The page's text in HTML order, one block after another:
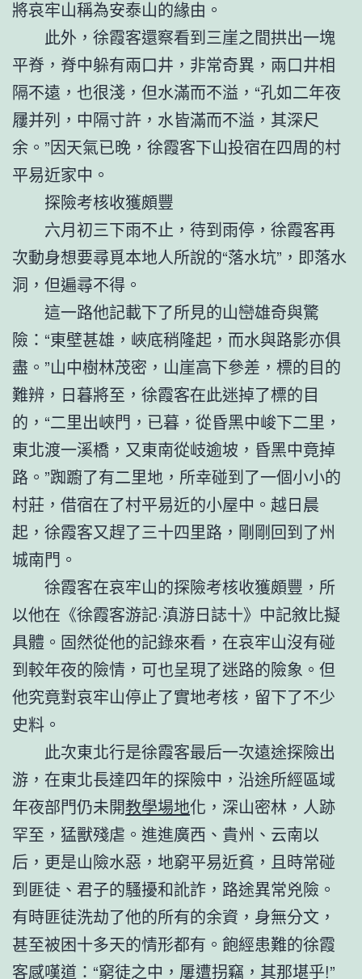
將哀牢山稱為安泰山的緣由。
此外，徐霞客還察看到三崖之間拱出一塊
平脊，脊中躲有兩口井，非常奇異，兩口井相
隔不遠，也很淺，但水滿而不溢，“孔如二年夜
屨并列，中隔寸許，水皆滿而不溢，其深尺
余。”因天氣已晚，徐霞客下山投宿在四周的村
平易近家中。
探險考核收獲頗豐
六月初三下雨不止，待到雨停，徐霞客再
次動身想要尋覓本地人所說的“落水坑”，即落水
洞，但遍尋不得。
這一路他記載下了所見的山巒雄奇與驚
險：“東壁甚雄，峽底稍隆起，而水與路影亦俱
盡。”山中樹林茂密，山崖高下參差，標的目的
難辨，日暮將至，徐霞客在此迷掉了標的目
的，“二里出峽門，已暮，從昏黑中峻下二里，
東北渡一溪橋，又東南從岐逾坡，昏黑中竟掉
路。”踟躕了有二里地，所幸碰到了一個小小的
村莊，借宿在了村平易近的小屋中。越日晨
起，徐霞客又趕了三十四里路，剛剛回到了州
城南門。
徐霞客在哀牢山的探險考核收獲頗豐，所
以他在《徐霞客游記·滇游日誌十》中記敘比擬
具體。固然從他的記錄來看，在哀牢山沒有碰
到較年夜的險情，可也呈現了迷路的險象。但
他究竟對哀牢山停止了實地考核，留下了不少
史料。
此次東北行是徐霞客最后一次遠途探險出
游，在東北長達四年的探險中，沿途所經區域
年夜部門仍未開教學場地化，深山密林，人跡
罕至，猛獸殘虐。進進廣西、貴州、云南以
后，更是山險水惡，地窮平易近貧，且時常碰
到匪徒、君子的騷擾和訛詐，路途異常兇險。
有時匪徒洗劫了他的所有的余資，身無分文，
甚至被困十多天的情形都有。飽經患難的徐霞
客感嘆道：“窮徒之中，屢遭拐竊，其那堪乎!”